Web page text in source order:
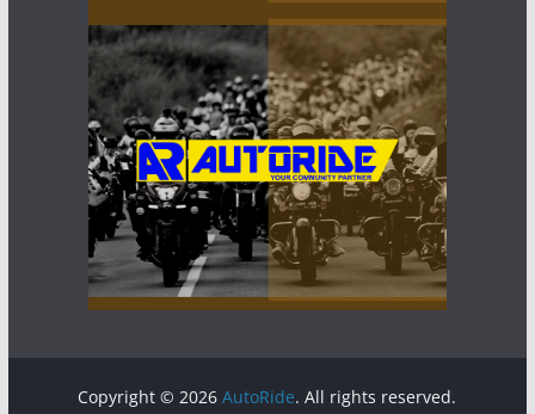
Copyright © 2026AutoRide. All rights reserved.